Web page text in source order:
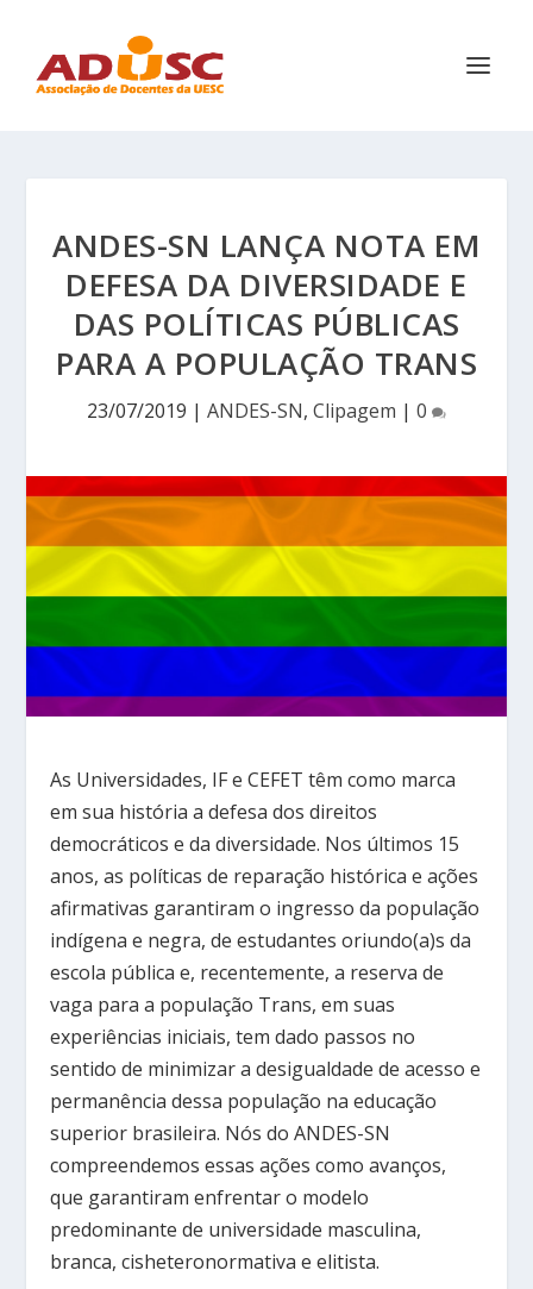
ANDES-SN LANÇA NOTA EM
DEFESA DA DIVERSIDADE E
DAS POLÍTICAS PÚBLICAS
PARA A POPULAÇÃO TRANS
23/07/2019 | ANDES-SN, Clipagem | 0
As Universidades, IF e CEFET têm como marca
em sua história a defesa dos direitos
democráticos e da diversidade. Nos últimos 15
anos, as políticas de reparação histórica e ações
afirmativas garantiram o ingresso da população
indígena e negra, de estudantes oriundo(a)s da
escola pública e, recentemente, a reserva de
vaga para a população Trans, em suas
experiências iniciais, tem dado passos no
sentido de minimizar a desigualdade de acesso e
permanência dessa população na educação
superior brasileira. Nós do ANDES-SN
compreendemos essas ações como avanços,
que garantiram enfrentar o modelo
predominante de universidade masculina,
branca, cisheteronormativa e elitista.